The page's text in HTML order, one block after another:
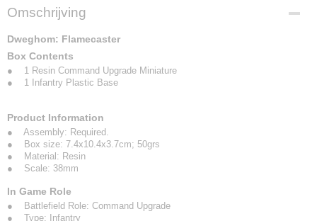
EAN code
5213009012737
Omschrijving
Dweghom: Flamecaster
Box Contents
● 1 Resin Command Upgrade Miniature
● 1 Infantry Plastic Base
Product Information
● Assembly: Required.
● Box size: 7.4x10.4x3.7cm; 50grs
● Material: Resin
● Scale: 38mm
In Game Role
● Battlefield Role: Command Upgrade
● Type: Infantry